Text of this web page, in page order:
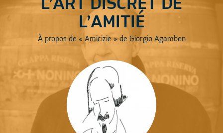
L’ART DISCRET DE
L’AMITIÉ
À propos de « Amicizie » de Giorgio Agamben